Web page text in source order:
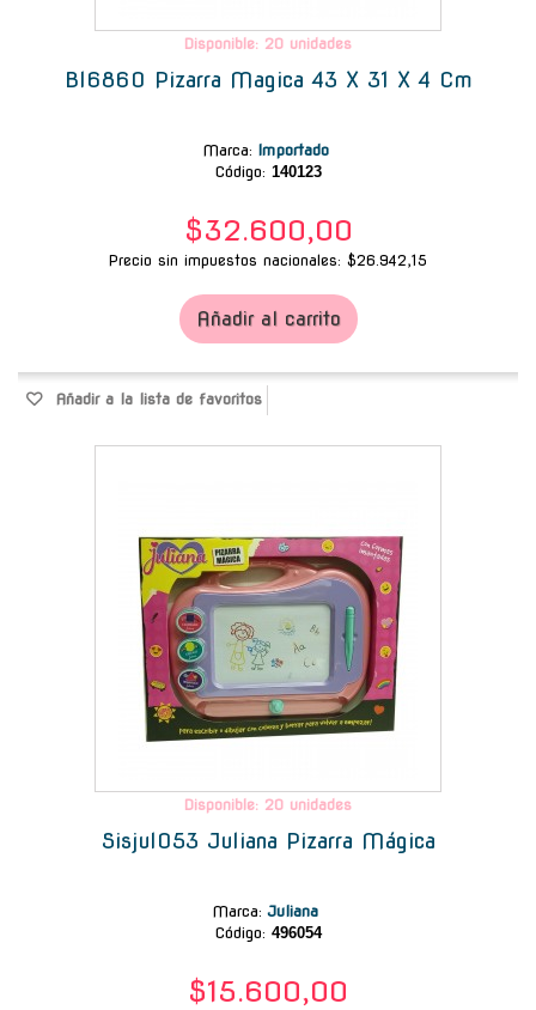
Disponible: 20 unidades
Bl6860 Pizarra Magica 43 X 31 X 4 Cm
Marca: Importado
Código: 140123
$32.600,00
Precio sin impuestos nacionales: $26.942,15
Añadir al carrito
Añadir a la lista de favoritos
Disponible: 20 unidades
Sisjul053 Juliana Pizarra Mágica
Marca: Juliana
Código: 496054
$15.600,00